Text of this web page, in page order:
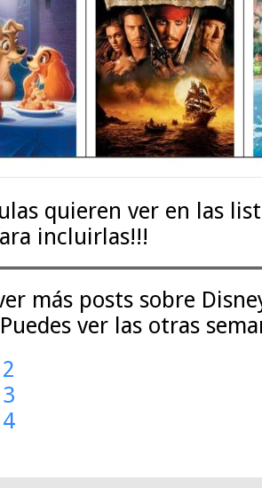
quieren ver en las
incluirlas!!!
más posts sobre
ver las otras